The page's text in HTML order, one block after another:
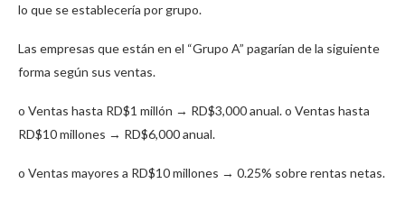
lo que se establecería por grupo.
Las empresas que están en el “Grupo A” pagarían de la siguiente
forma según sus ventas.
o Ventas hasta RD$1 millón → RD$3,000 anual. o Ventas hasta
RD$10 millones → RD$6,000 anual.
o Ventas mayores a RD$10 millones → 0.25% sobre rentas netas.